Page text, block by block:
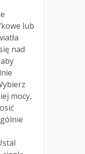
lub
nad
mocy,